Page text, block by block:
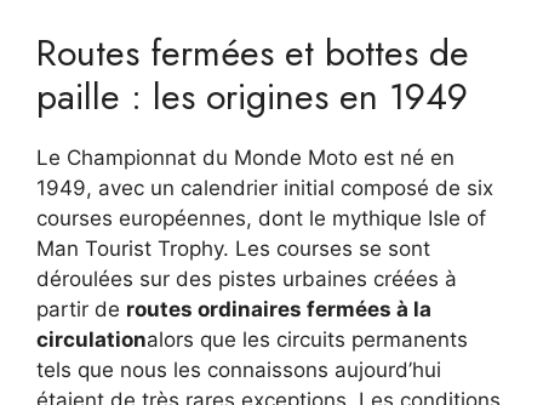
Routes fermées et bottes de
paille : les origines en 1949
Le Championnat du Monde Moto est né en
1949, avec un calendrier initial composé de six
courses européennes, dont le mythique Isle of
Man Tourist Trophy. Les courses se sont
déroulées sur des pistes urbaines créées à
partir de routes ordinaires fermées à la
circulationalors que les circuits permanents
tels que nous les connaissons aujourd’hui